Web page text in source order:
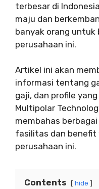
terbesar di
maju dan
banyak orang untuk
perusahaan ini.
Artikel ini akan
informasi tentang
gaji, dan profile
Multipolar
membahas
fasilitas dan benefit
perusahaan ini.
Contents hide